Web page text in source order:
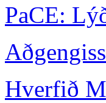
PaCE:
Hverfið